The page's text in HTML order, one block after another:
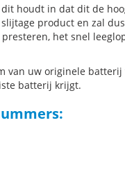
houdt in dat dit de
slijtage product en zal
het snel
van uw originele
batterij krijgt.